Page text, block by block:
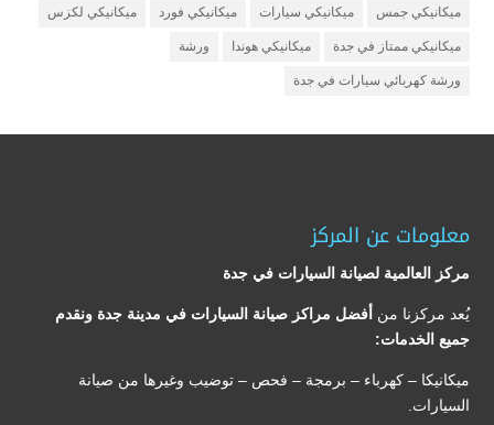
ميكانيكي جمس ميكانيكي سيارات ميكانيكي فورد ميكانيكي لكزس
ميكانيكي ممتاز في جدة ميكانيكي هوندا ورشة
ورشة كهربائي سيارات في جدة
معلومات عن المركز
مركز العالمية لصيانة السيارات في جدة
يُعد مركزنا من أفضل مراكز صيانة السيارات في مدينة جدة ونقدم
جميع الخدمات:
ميكانيكا – كهرباء – برمجة – فحص – توضيب وغيرها من صيانة
السيارات.